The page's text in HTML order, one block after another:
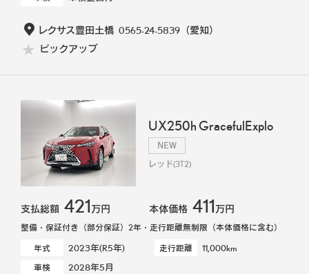
レクサス豊田土橋 0565-24-5839（愛知）
ピックアップ
UX250h GracefulExplo
NEW
レッド(3T2)
支払総額 421万円 本体価格 411万円
整備・保証付き（部分保証）2年・走行距離無制限（本体価格に含む）
年式
2023年(R5年) 走行距離 11,000km
車検 2028年5月